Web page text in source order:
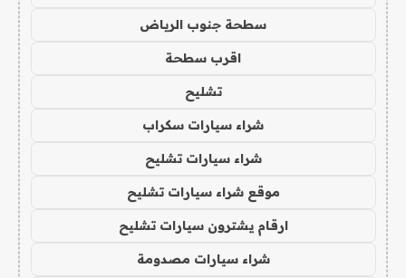
سطحة جنوب الرياض
اقرب سطحة
تشليح
شراء سيارات سكراب
شراء سيارات تشليح
موقع شراء سيارات تشليح
ارقام يشترون سيارات تشليح
شراء سيارات مصدومة